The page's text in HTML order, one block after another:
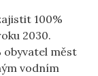
100%
2030.
obyvatel měst
vodním